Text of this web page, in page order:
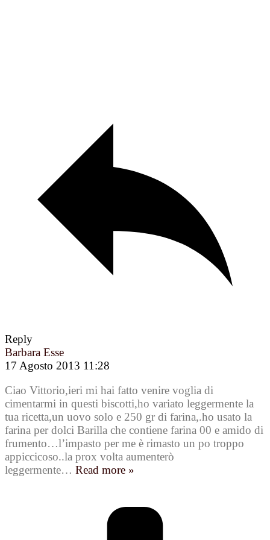
Reply
Barbara Esse
17 Agosto 2013 11:28
Ciao Vittorio,ieri mi hai fatto venire voglia di
cimentarmi in questi biscotti,ho variato leggermente la
tua ricetta,un uovo solo e 250 gr di farina,.ho usato la
farina per dolci Barilla che contiene farina 00 e amido di
frumento…l’impasto per me è rimasto un po troppo
appiccicoso..la prox volta aumenterò
leggermente… Read more »